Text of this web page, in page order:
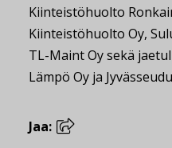
Kiinteistöhuolto
Kiinteistöhuolto Oy,
TL-Maint Oy sekä
Lämpö Oy ja
Jaa: